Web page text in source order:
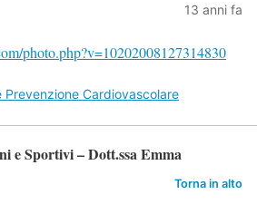
13 anni fa
photo.php?v=10202008127314830
Prevenzione Cardiovascolare
e Sportivi – Dott.ssa Emma
Torna in alto